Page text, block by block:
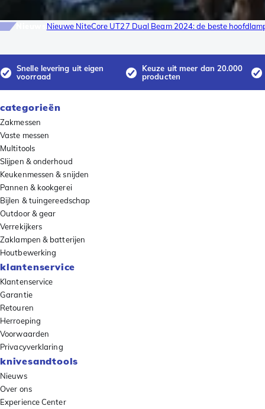
Nieuwe NiteCore UT27 Dual Beam 2024: de beste
Snelle levering uit eigen
voorraad
Keuze uit meer dan 20.000
producten
categorieën
Zakmessen
Vaste messen
Multitools
Slijpen & onderhoud
Keukenmessen & snijden
Pannen & kookgerei
Bijlen & tuingereedschap
Outdoor & gear
Verrekijkers
Zaklampen & batterijen
Houtbewerking
klantenservice
Klantenservice
Garantie
Retouren
Herroeping
Voorwaarden
Privacyverklaring
knivesandtools
Nieuws
Over ons
Experience Center